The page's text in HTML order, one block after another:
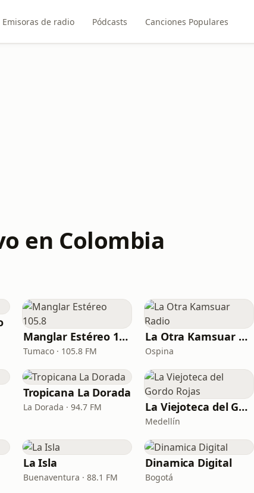
Emisoras de radio Pódcasts Canciones Populares
en Colombia
Manglar Estéreo 105.8
Tumaco · 105.8 FM
La Otra Kamsuar Radio
Ospina
Tropicana La Dorada
La Dorada · 94.7 FM La Viejoteca del Gordo Rojas
Medellín
La Isla
Buenaventura · 88.1 FM
Dinamica Digital
Bogotá